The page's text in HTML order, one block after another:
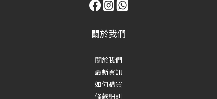
關於我們
關於我們
最新資訊
如何購買
條款細則